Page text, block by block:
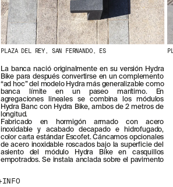
PLAZA DEL REY, SAN FERNANDO, ES
La banca nació originalmente en su versión Hydra
Bike para después convertirse en un complemento
“ad hoc” del modelo Hydra más generalizable como
banca límite en un paseo marítimo. En
agregaciones lineales se combina los módulos
Hydra Banc con Hydra Bike, ambos de 2 metros de
longitud.
Fabricado en hormigón armado con acero
inoxidable y acabado decapado e hidrofugado,
color carta estándar Escofet. Cáncamos opcionales
de acero inoxidable roscados bajo la superficie del
asiento del módulo Hydra Bike en casquillos
empotrados. Se instala anclada sobre el pavimento
INFO